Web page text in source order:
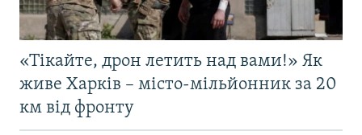
«Тікайте, дрон летить над вами!» Як
живе Харків – місто-мільйонник за 20
км від фронту